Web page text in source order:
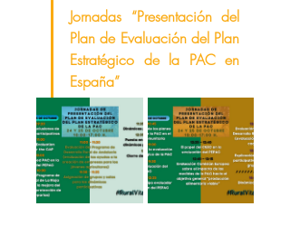
Jornadas “Presentación del
Plan de Evaluación del Plan
Estratégico de la PAC en
España”